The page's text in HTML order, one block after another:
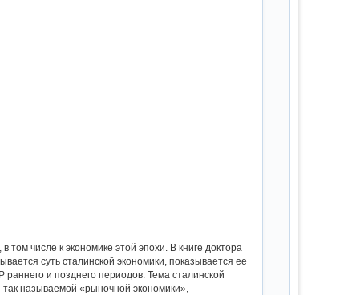
числе к экономике этой эпохи. В книге доктора
суть сталинской экономики, показывается ее
и позднего периодов. Тема сталинской
называемой «рыночной экономики»,